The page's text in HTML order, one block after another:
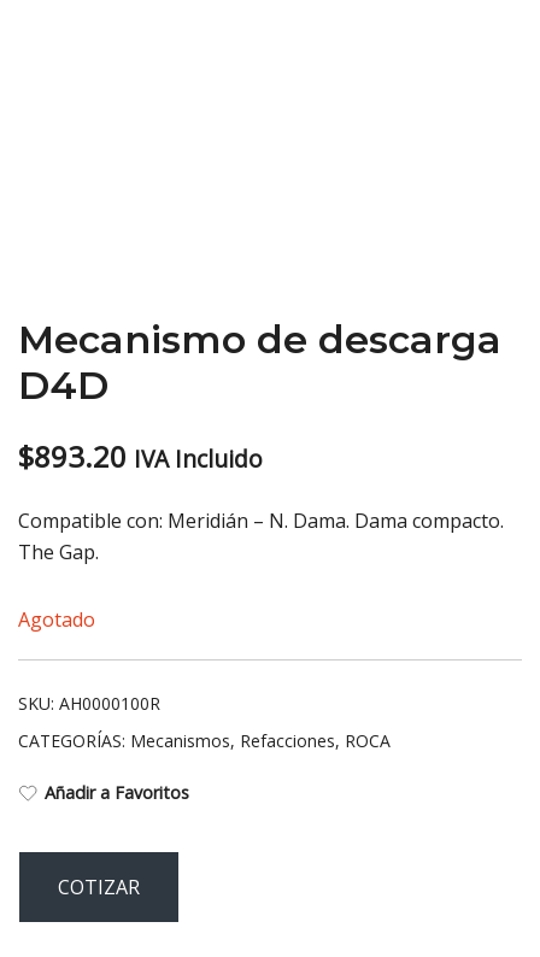
Mecanismo de descarga
D4D
$893.20 IVA Incluido
Compatible con: Meridián – N. Dama. Dama compacto.
The Gap.
Agotado
SKU: AH0000100R
CATEGORÍAS: Mecanismos, Refacciones, ROCA
Añadir a Favoritos
COTIZAR